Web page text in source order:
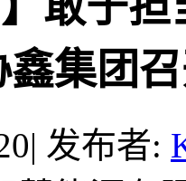
集团
| 发布者: